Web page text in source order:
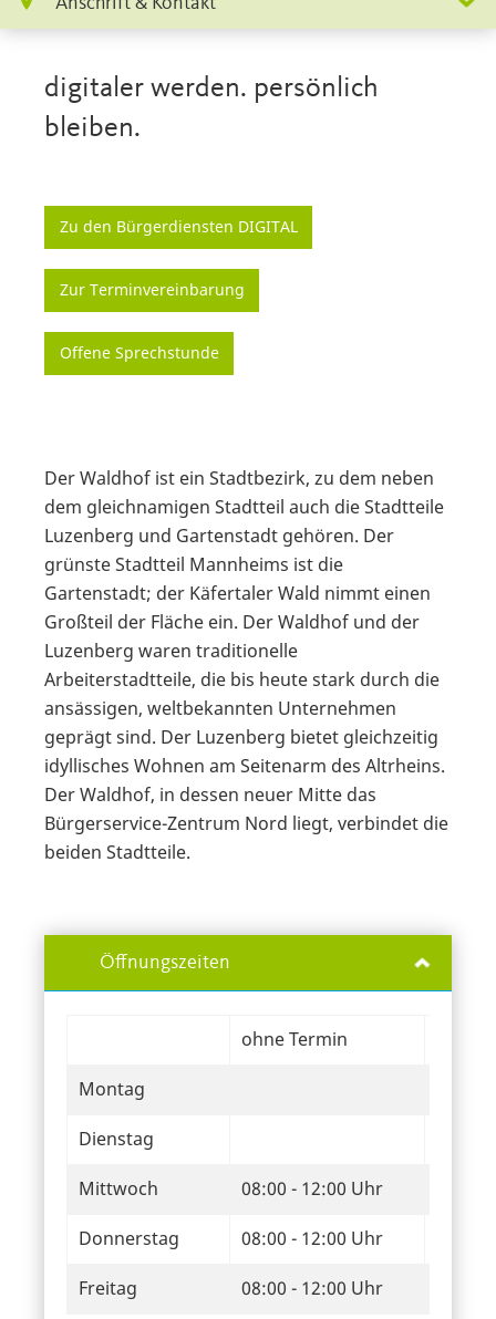
digitaler werden. persönlich
bleiben.
Zu den Bürgerdiensten DIGITAL
Zur Terminvereinbarung
Offene Sprechstunde
Der Waldhof ist ein Stadtbezirk, zu dem neben
dem gleichnamigen Stadtteil auch die Stadtteile
Luzenberg und Gartenstadt gehören. Der
grünste Stadtteil Mannheims ist die
Gartenstadt; der Käfertaler Wald nimmt einen
Großteil der Fläche ein. Der Waldhof und der
Luzenberg waren traditionelle
Arbeiterstadtteile, die bis heute stark durch die
ansässigen, weltbekannten Unternehmen
geprägt sind. Der Luzenberg bietet gleichzeitig
idyllisches Wohnen am Seitenarm des Altrheins.
Der Waldhof, in dessen neuer Mitte das
Bürgerservice-Zentrum Nord liegt, verbindet die
beiden Stadtteile.
Öffnungszeiten
ohne Termin
Montag
Dienstag
Mittwoch 08:00 - 12:00 Uhr
Donnerstag 08:00 - 12:00 Uhr
Freitag 08:00 - 12:00 Uhr